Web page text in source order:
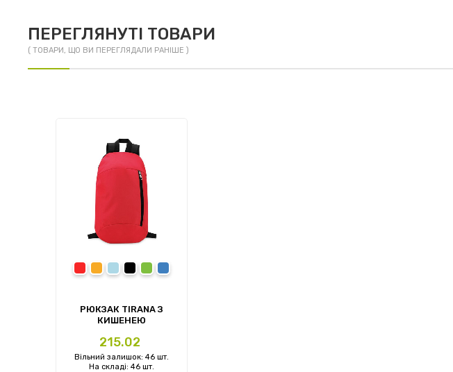
ПЕРЕГЛЯНУТІ ТОВАРИ
( ТОВАРИ, ЩО ВИ ПЕРЕГЛЯДАЛИ РАНІШЕ )
РЮКЗАК TIRANA З
КИШЕНЕЮ
Ціна
215.02
Вільний залишок: 46 шт.
На складі: 46 шт.